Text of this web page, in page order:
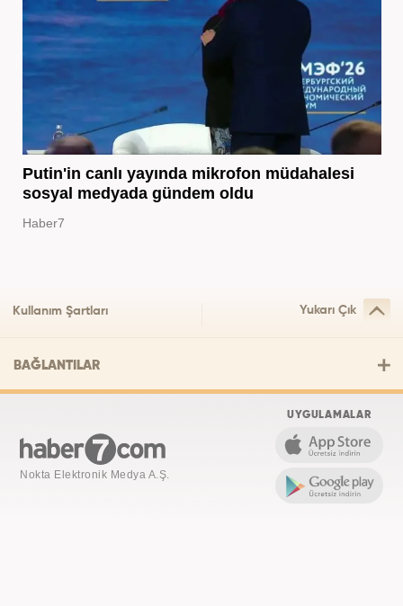
Putin'in canlı yayında mikrofon müdahalesi
sosyal medyada gündem oldu
Haber7
Kullanım Şartları Yukarı Çık
BAĞLANTILAR
Nokta Elektronik Medya A.Ş.
UYGULAMALAR